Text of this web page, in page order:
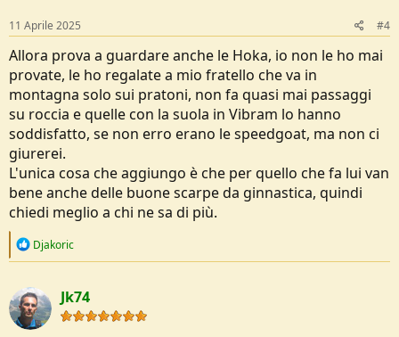
s
:
11 Aprile 2025 #4
Allora prova a guardare anche le Hoka, io non le ho mai
provate, le ho regalate a mio fratello che va in
montagna solo sui pratoni, non fa quasi mai passaggi
su roccia e quelle con la suola in Vibram lo hanno
soddisfatto, se non erro erano le speedgoat, ma non ci
giurerei.
L'unica cosa che aggiungo è che per quello che fa lui van
bene anche delle buone scarpe da ginnastica, quindi
chiedi meglio a chi ne sa di più.
R
c
t
i
o
Djakoric
Jk74